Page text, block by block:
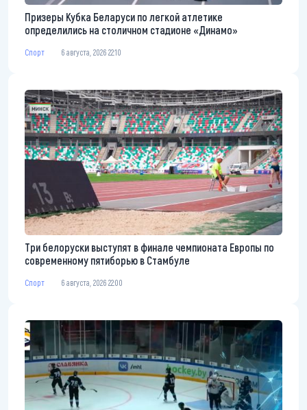
Призеры Кубка Беларуси по легкой атлетике
определились на столичном стадионе «Динамо»
Спорт 6 августа, 2026 22:10
Три белоруски выступят в финале чемпионата Европы по
современному пятиборью в Стамбуле
Спорт 6 августа, 2026 22:00